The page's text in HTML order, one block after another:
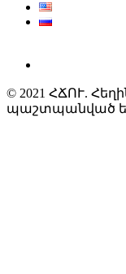
© 2021 ՀՃՈՒ.
պաշտպանված